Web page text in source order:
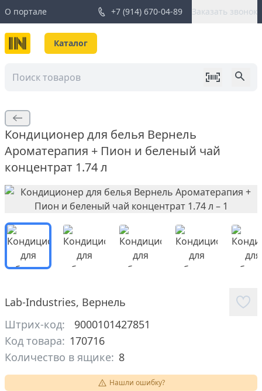
О портале +7 (914) 670-04-89 Заказать звонок
Каталог
Кондиционер для белья Вернель
Ароматерапия + Пион и беленый чай
концентрат 1.74 л
Lab-Industries, Вернель
Штрих-код:
9000101427851
Код товара: 170716
Количество в ящике: 8
Нашли ошибку?